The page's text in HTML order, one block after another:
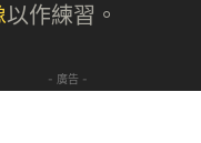
以作練習。
- 廣告 -